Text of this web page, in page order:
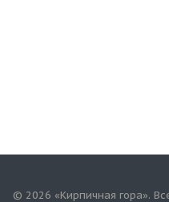
© 2026 «Кирпичная гора».